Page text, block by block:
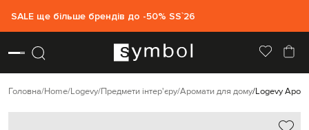
SALE ще більше брендів до -50% SS`26
Головна Home Logevy Предмети інтер'єру Аромати для дому Logevy